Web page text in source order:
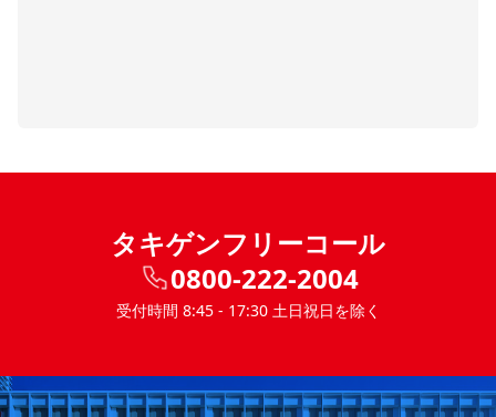
タキゲンフリーコール
0800-222-2004
受付時間 8:45 - 17:30 土日祝日を除く